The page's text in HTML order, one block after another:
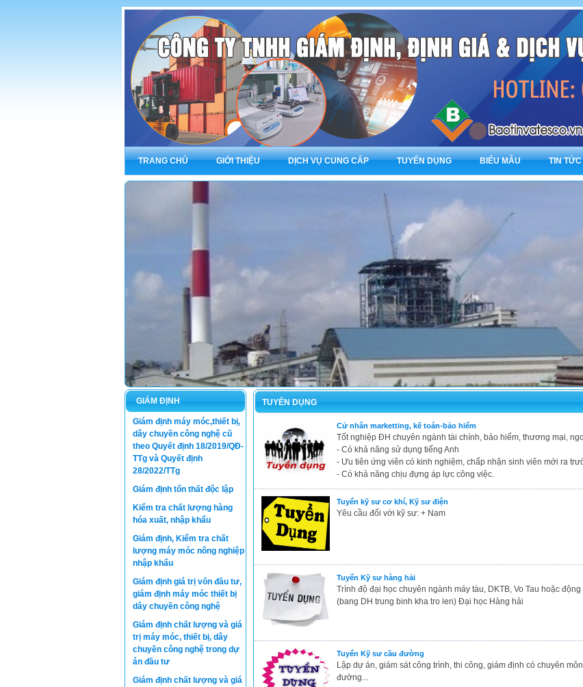
TRANG CHỦ GIỚI THIỆU DỊCH VỤ CUNG CẤP TUYỂN DỤNG BIỂU MẪU TIN TỨC
GIÁM ĐỊNH
Giám định máy móc,thiết bị,
dây chuyền công nghệ cũ
theo Quyết định 18/2019/QĐ-
TTg và Quyết định
28/2022/TTg
Giám định tổn thất độc lập
Kiểm tra chất lượng hàng
hóa xuất, nhập khẩu
Giám định, Kiểm tra chất
lượng máy móc nông nghiệp
nhập khẩu
Giám định giá trị vốn đầu tư,
giám định máy móc thiết bị
dây chuyền công nghệ
Giám định chất lượng và giá
trị máy móc, thiết bị, dây
chuyền công nghệ trong dự
án đầu tư
Giám định chất lượng và giá
TUYỂN DỤNG
Cử nhân marketting, kế toán-bảo hiểm
Tốt nghiệp ĐH chuyên ngành tài chính, bảo hiểm, thương mại,
- Có khả năng sử dụng tiếng Anh
- Ưu tiên ứng viên có kinh nghiệm, chấp nhận sinh viên mới ra
- Có khả năng chịu đựng áp lực công việc.
Tuyển kỹ sư cơ khí, Kỹ sư điện
Yêu cầu đối với kỹ sư: + Nam
Tuyển Kỹ sư hàng hải
Trình độ đại học chuyên ngành máy tàu, DKTB, Vo Tau hoặc
(bang DH trung binh kha tro len) Đại học Hàng hải
Tuyển Kỹ sư cầu đường
Lập dự án, giám sát công trình, thi công, giám định có chuyên
đường...